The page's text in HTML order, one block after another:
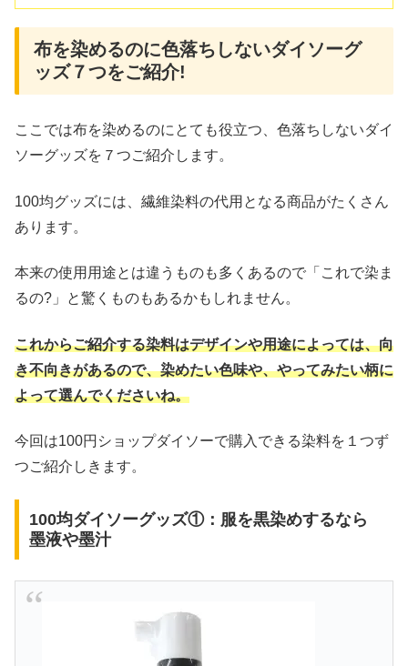
布を染めるのに色落ちしないダイソーグ
ッズ７つをご紹介!
ここでは布を染めるのにとても役立つ、色落ちしないダイ
ソーグッズを７つご紹介します。
100均グッズには、繊維染料の代用となる商品がたくさん
あります。
本来の使用用途とは違うものも多くあるので「これで染ま
るの?」と驚くものもあるかもしれません。
これからご紹介する染料はデザインや用途によっては、向
き不向きがあるので、染めたい色味や、やってみたい柄に
よって選んでくださいね。
今回は100円ショップダイソーで購入できる染料を１つず
つご紹介しきます。
100均ダイソーグッズ①：服を黒染めするなら
墨液や墨汁